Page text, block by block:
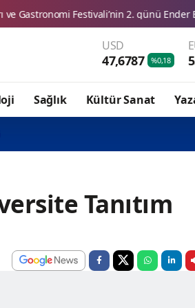
2. günü Ender Emek ve Enes
USD
47,6787 %0,18
Sağlık Kültür Sanat
Tanıtım